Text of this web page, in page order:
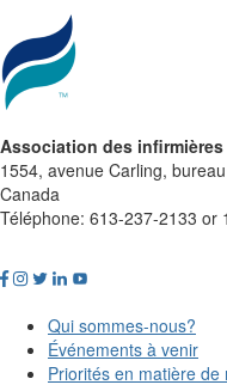
Association des
1554, avenue Carling,
Canada
Téléphone: 613-237-2133 or
Qui sommes-nous?
Événements à venir
Priorités en matière de